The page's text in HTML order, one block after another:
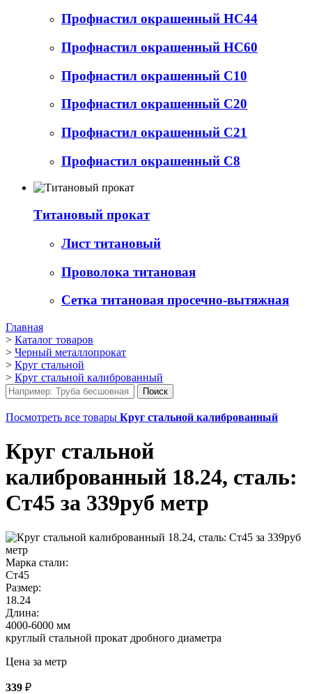
Профнастил окрашенный НС44
Профнастил окрашенный НС60
Профнастил окрашенный С10
Профнастил окрашенный С20
Профнастил окрашенный С21
Профнастил окрашенный С8
Титановый прокат
Лист титановый
Проволока титановая
Сетка титановая просечно-вытяжная
Главная
> Каталог товаров
> Черный металлопрокат
> Круг стальной
> Круг стальной калиброванный
Посмотреть все товары Круг стальной калиброванный
Круг стальной
калиброванный 18.24, сталь:
Ст45 за 339руб метр
Марка стали:
Ст45
Размер:
18.24
Длина:
4000-6000 мм
круглый стальной прокат дробного диаметра
Цена за метр
339 ₽